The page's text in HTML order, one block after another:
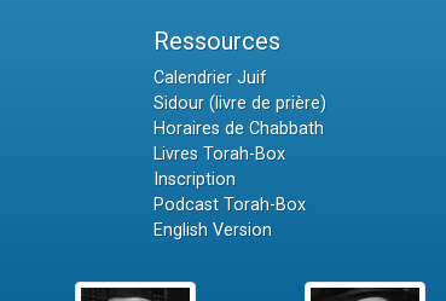
Ressources
Calendrier Juif
Sidour (livre de prière)
Horaires de Chabbath
Livres Torah-Box
Inscription
Podcast Torah-Box
English Version